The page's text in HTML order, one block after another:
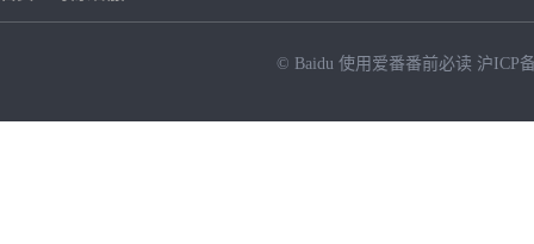
© Baidu 使用爱番番前必读 沪ICP